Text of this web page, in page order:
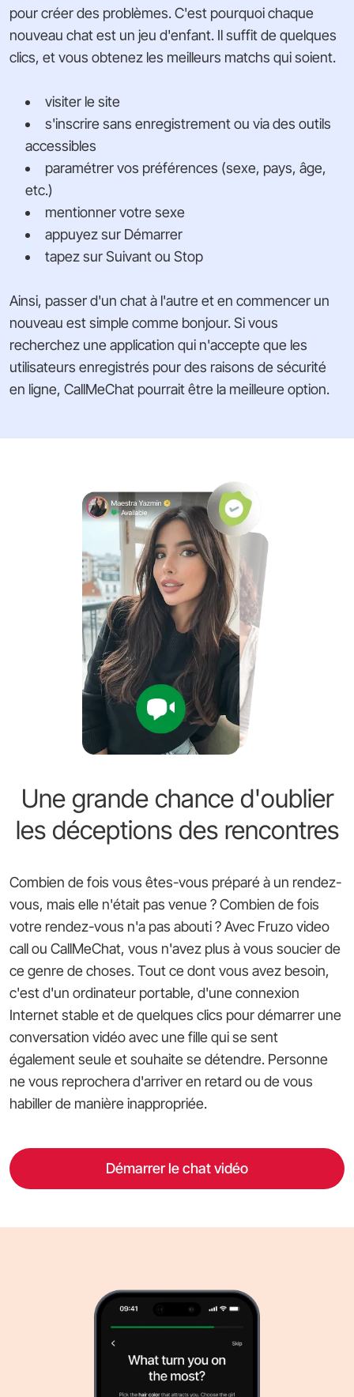
pour créer des problèmes. C'est pourquoi chaque
nouveau chat est un jeu d'enfant. Il suffit de quelques
clics, et vous obtenez les meilleurs matchs qui soient.
visiter le site
s'inscrire sans enregistrement ou via des outils
accessibles
paramétrer vos préférences (sexe, pays, âge,
etc.)
mentionner votre sexe
appuyez sur Démarrer
tapez sur Suivant ou Stop
Ainsi, passer d'un chat à l'autre et en commencer un
nouveau est simple comme bonjour. Si vous
recherchez une application qui n'accepte que les
utilisateurs enregistrés pour des raisons de sécurité
en ligne, CallMeChat pourrait être la meilleure option.
Une grande chance d'oublier
les déceptions des rencontres
Combien de fois vous êtes-vous préparé à un rendez-
vous, mais elle n'était pas venue ? Combien de fois
votre rendez-vous n'a pas abouti ? Avec Fruzo video
call ou CallMeChat, vous n'avez plus à vous soucier de
ce genre de choses. Tout ce dont vous avez besoin,
c'est d'un ordinateur portable, d'une connexion
Internet stable et de quelques clics pour démarrer une
conversation vidéo avec une fille qui se sent
également seule et souhaite se détendre. Personne
ne vous reprochera d'arriver en retard ou de vous
habiller de manière inappropriée.
Démarrer le chat vidéo